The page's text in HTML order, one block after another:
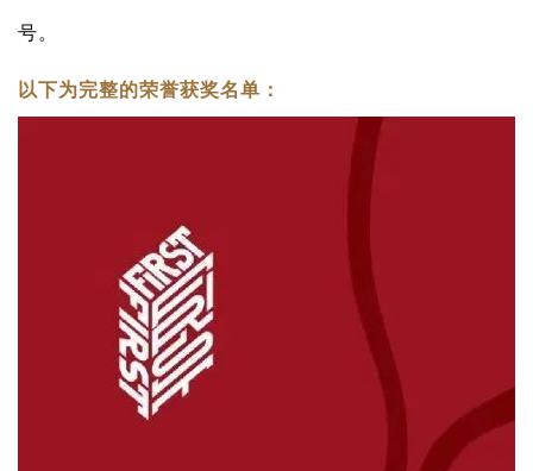
号。
以下为完整的荣誉获奖名单：